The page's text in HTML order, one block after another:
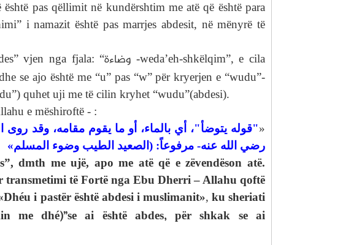
pas qëllimit në kundërshtim me atë që është para
i namazit është pas marrjes abdesit, në mënyrë të
vjen nga fjala: “وضاءة -weda’eh-shkëlqim”, e cila
se ajo është me “u” pas “w” për kryerjen e “wudu”-
quhet uji me të cilin kryhet “wudu”(abdesi).
e mëshiroftë - :
»"قوله يتوضأ"، أي بالماء، أو ما يقوم مقامه، وقد
رضي الله عنه- مرفوعاً: (الصعيد الطيب وضوء المسلم»
dmth me ujë, apo me atë që e zëvendëson atë.
transmetimi të Fortë nga Ebu Dherri – Allahu qoftë
i pastër është abdesi i muslimanit», ku sheriati
me dhé)”se ai është abdes, për shkak se ai